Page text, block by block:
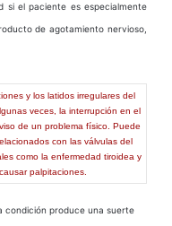
si el paciente es especialmente
de agotamiento nervioso,
y los latidos irregulares del
veces, la interrupción en el
de un problema físico. Puede
con las válvulas del
como la enfermedad tiroidea y
palpitaciones.
condición produce una suerte